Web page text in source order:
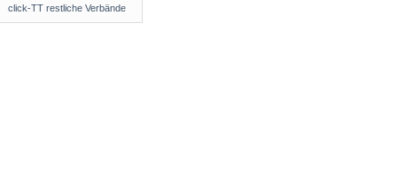
click-TT restliche Verbände